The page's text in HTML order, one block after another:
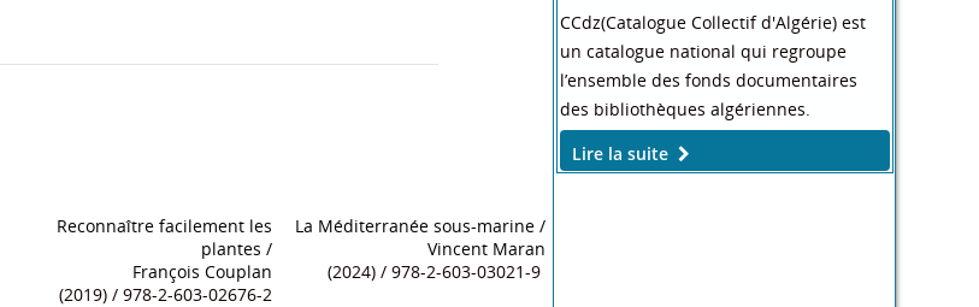
Reconnaître facilement les
plantes /
François Couplan
(2019) / 978-2-603-02676-2
La Méditerranée sous-marine /
Vincent Maran
(2024) / 978-2-603-03021-9
CCdz(Catalogue Collectif d'Algérie) est
un catalogue national qui regroupe
l’ensemble des fonds documentaires
des bibliothèques algériennes.
Lire la suite